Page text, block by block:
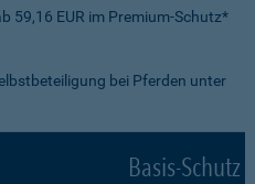
59,16 EUR im Premium-Schutz*
bei Pferden unter
Basis-Schutz